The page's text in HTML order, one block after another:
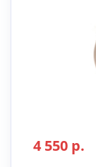
4 550 р.